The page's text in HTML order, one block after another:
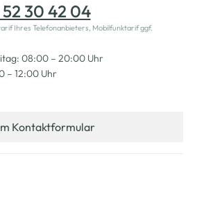
52 30 42 04
Ihres Telefonanbieters, Mobilfunktarif ggf.
08:00 – 20:00 Uhr
– 12:00 Uhr
Kontaktformular